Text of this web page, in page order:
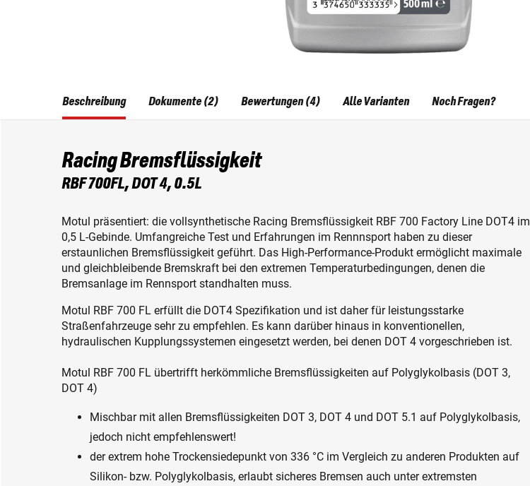
Beschreibung
Racing Bremsflüssigkeit
RBF 700FL, DOT 4, 0.5L
Motul präsentiert: die vollsynthetische Racing Bremsflüssigkeit RBF 700 Factory Line DOT4 im
0,5 L-Gebinde. Umfangreiche Test und Erfahrungen im Rennnsport haben zu dieser
erstaunlichen Bremsflüssigkeit geführt. Das High-Performance-Produkt ermöglicht maximale
und gleichbleibende Bremskraft bei den extremen Temperaturbedingungen, denen die
Bremsanlage im Rennsport standhalten muss.
Motul RBF 700 FL erfüllt die DOT4 Spezifikation und ist daher für leistungsstarke
Straßenfahrzeuge sehr zu empfehlen. Es kann darüber hinaus in konventionellen,
hydraulischen Kupplungssystemen eingesetzt werden, bei denen DOT 4 vorgeschrieben ist.
Motul RBF 700 FL übertrifft herkömmliche Bremsflüssigkeiten auf Polyglykolbasis (DOT 3,
DOT 4)
Mischbar mit allen Bremsflüssigkeiten DOT 3, DOT 4 und DOT 5.1 auf Polyglykolbasis,
jedoch nicht empfehlenswert!
der extrem hohe Trockensiedepunkt von 336 °C im Vergleich zu anderen Produkten auf
Silikon- bzw. Polyglykolbasis, erlaubt sicheres Bremsen auch unter extremsten
Dokumente (2) Bewertungen (4) Alle Varianten Noch Fragen?